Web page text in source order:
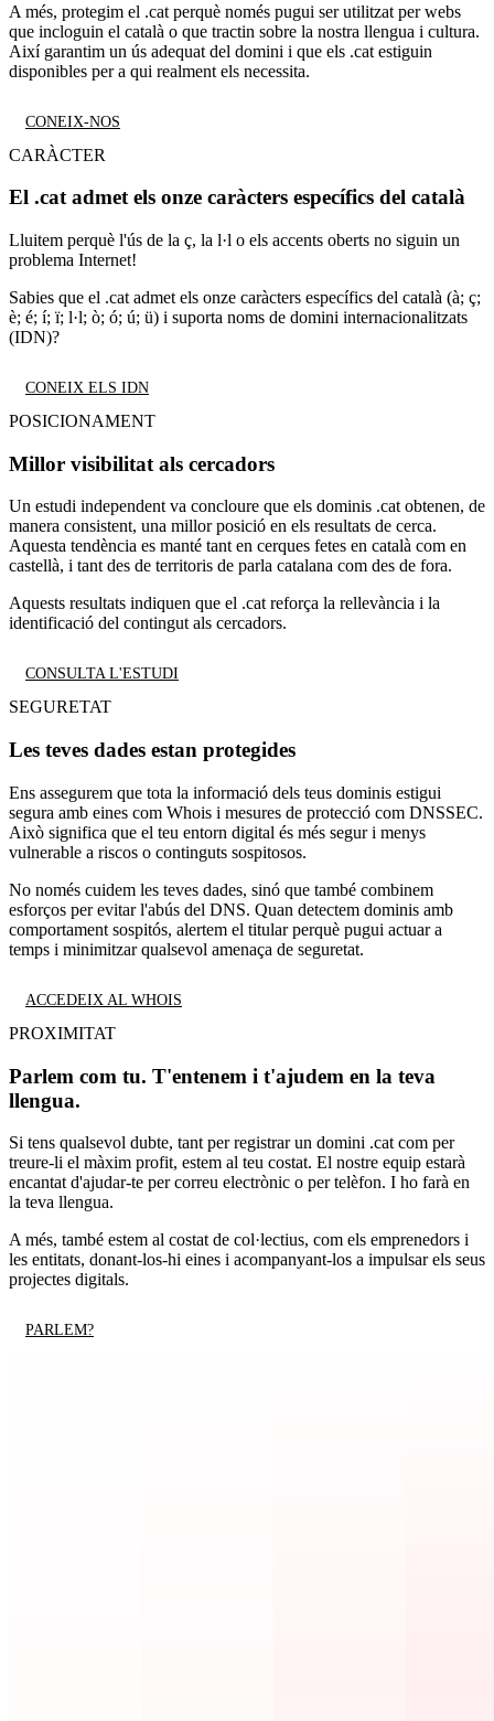
A més, protegim el .cat perquè només pugui ser utilitzat per webs
que incloguin el català o que tractin sobre la nostra llengua i cultura.
Així garantim un ús adequat del domini i que els .cat estiguin
disponibles per a qui realment els necessita.
CONEIX-NOS
CARÀCTER
El .cat admet els onze caràcters específics del català
Lluitem perquè l'ús de la ç, la l·l o els accents oberts no siguin un
problema Internet!
Sabies que el .cat admet els onze caràcters específics del català (à; ç;
è; é; í; ï; l·l; ò; ó; ú; ü) i suporta noms de domini internacionalitzats
(IDN)?
CONEIX ELS IDN
POSICIONAMENT
Millor visibilitat als cercadors
Un estudi independent va concloure que els dominis .cat obtenen, de
manera consistent, una millor posició en els resultats de cerca.
Aquesta tendència es manté tant en cerques fetes en català com en
castellà, i tant des de territoris de parla catalana com des de fora.
Aquests resultats indiquen que el .cat reforça la rellevància i la
identificació del contingut als cercadors.
CONSULTA L'ESTUDI
SEGURETAT
Les teves dades estan protegides
Ens assegurem que tota la informació dels teus dominis estigui
segura amb eines com Whois i mesures de protecció com DNSSEC.
Això significa que el teu entorn digital és més segur i menys
vulnerable a riscos o continguts sospitosos.
No només cuidem les teves dades, sinó que també combinem
esforços per evitar l'abús del DNS. Quan detectem dominis amb
comportament sospitós, alertem el titular perquè pugui actuar a
temps i minimitzar qualsevol amenaça de seguretat.
ACCEDEIX AL WHOIS
PROXIMITAT
Parlem com tu. T'entenem i t'ajudem en la teva
llengua.
Si tens qualsevol dubte, tant per registrar un domini .cat com per
treure-li el màxim profit, estem al teu costat. El nostre equip estarà
encantat d'ajudar-te per correu electrònic o per telèfon. I ho farà en
la teva llengua.
A més, també estem al costat de col·lectius, com els emprenedors i
les entitats, donant-los-hi eines i acompanyant-los a impulsar els seus
projectes digitals.
PARLEM?